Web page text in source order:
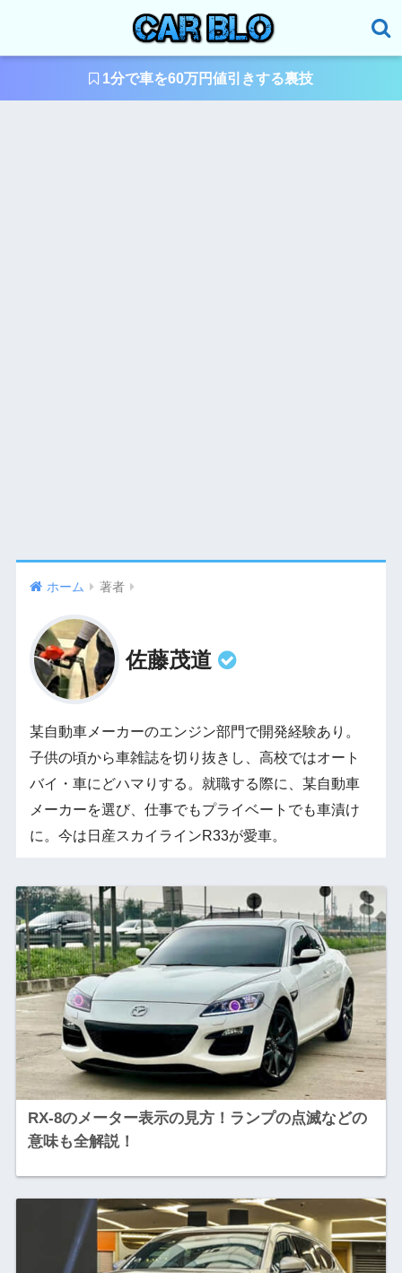
1分で車を60万円値引きする裏技
ホーム 著者
佐藤茂道
某自動車メーカーのエンジン部門で開発経験あり。
子供の頃から車雑誌を切り抜きし、高校ではオート
バイ・車にどハマりする。就職する際に、某自動車
メーカーを選び、仕事でもプライベートでも車漬け
に。今は日産スカイラインR33が愛車。
RX-8のメーター表示の見方！ランプの点滅などの
意味も全解説！